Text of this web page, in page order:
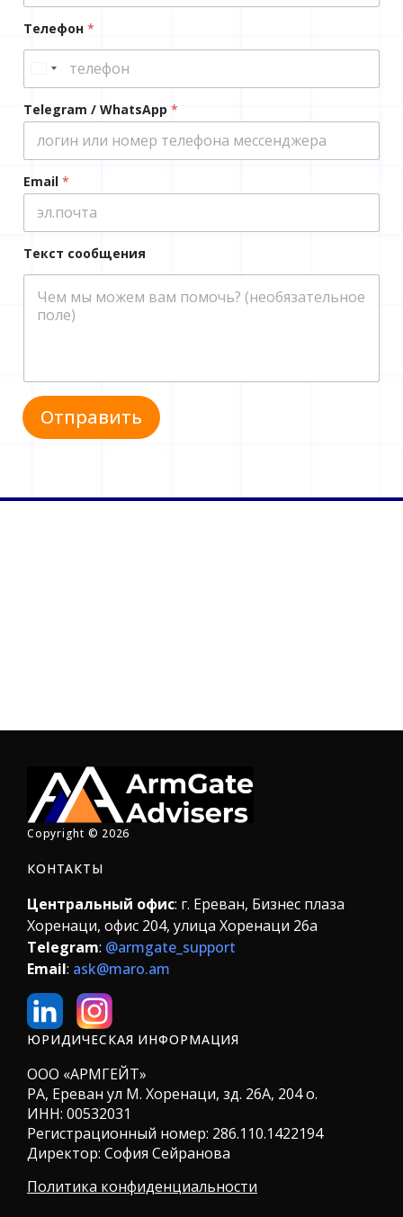
Телефон *
Telegram / WhatsApp *
Email *
Текст сообщения
И
м
я
Отправить
Copyright © 2026
КОНТАКТЫ
Центральный офис: г. Ереван, Бизнес плаза
Хоренаци, офис 204, улица Хоренаци 26а
Telegram: @armgate_support
Email: ask@maro.am
ЮРИДИЧЕСКАЯ ИНФОРМАЦИЯ
ООО «АРМГЕЙТ»
РА, Ереван ул М. Хоренаци, зд. 26А, 204 о.
ИНН: 00532031
Регистрационный номер: 286.110.1422194
Директор: София Сейранова
Политика конфиденциальности